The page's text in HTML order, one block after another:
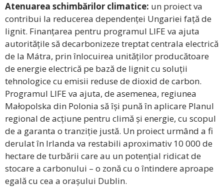
Atenuarea schimbărilor climatice: un proiect va
contribui la reducerea dependenței Ungariei față de
lignit. Finanțarea pentru programul LIFE va ajuta
autoritățile să decarbonizeze treptat centrala electrică
de la Mátra, prin înlocuirea unităților producătoare
de energie electrică pe bază de lignit cu soluții
tehnologice cu emisii reduse de dioxid de carbon.
Programul LIFE va ajuta, de asemenea, regiunea
Małopolska din Polonia să își pună în aplicare Planul
regional de acțiune pentru climă și energie, cu scopul
de a garanta o tranziție justă. Un proiect urmând a fi
derulat în Irlanda va restabili aproximativ 10 000 de
hectare de turbării care au un potențial ridicat de
stocare a carbonului – o zonă cu o întindere aproape
egală cu cea a orașului Dublin.